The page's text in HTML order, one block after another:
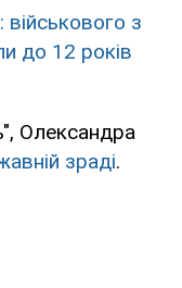
з
до 12 років
Олександра
зраді.